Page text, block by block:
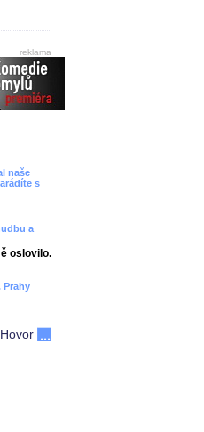
reklama
naše
s
a
oslovilo.
Prahy